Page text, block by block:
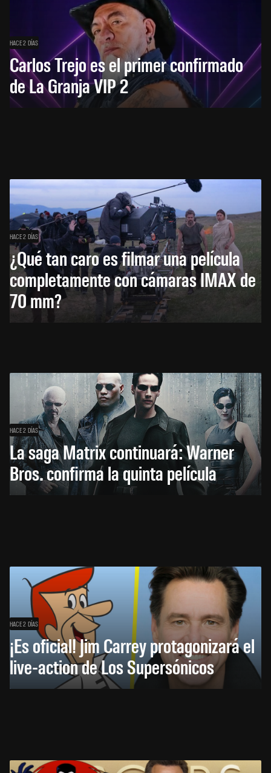
HACE 2 DÍAS
Carlos Trejo es el primer confirmado
de La Granja VIP 2
HACE 2 DÍAS
¿Qué tan caro es filmar una película
completamente con cámaras IMAX de
70 mm?
HACE 2 DÍAS
La saga Matrix continuará: Warner
Bros. confirma la quinta película
HACE 2 DÍAS
¡Es oficial! Jim Carrey protagonizará el
live-action de Los Supersónicos